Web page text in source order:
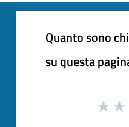
Quanto sono
su questa